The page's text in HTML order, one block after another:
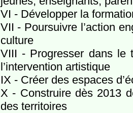
VI - Développer la
VII - Poursuivre l’action
culture
VIII - Progresser dans le
l’intervention artistique
IX - Créer des espaces
X - Construire dès 2013
des territoires